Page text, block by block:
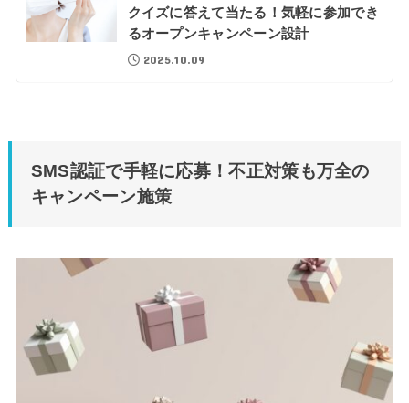
クイズに答えて当たる！気軽に参加でき
るオープンキャンペーン設計
2025.10.09
SMS認証で手軽に応募！不正対策も万全の
キャンペーン施策